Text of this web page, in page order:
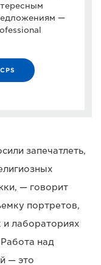
—
запечатлеть,
— говорит
портретов,
и лабораториях
над
— это